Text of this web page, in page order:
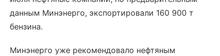
данным Минэнерго, экспортировали 160 900 т
бензина.
Минэнерго уже рекомендовало нефтяным